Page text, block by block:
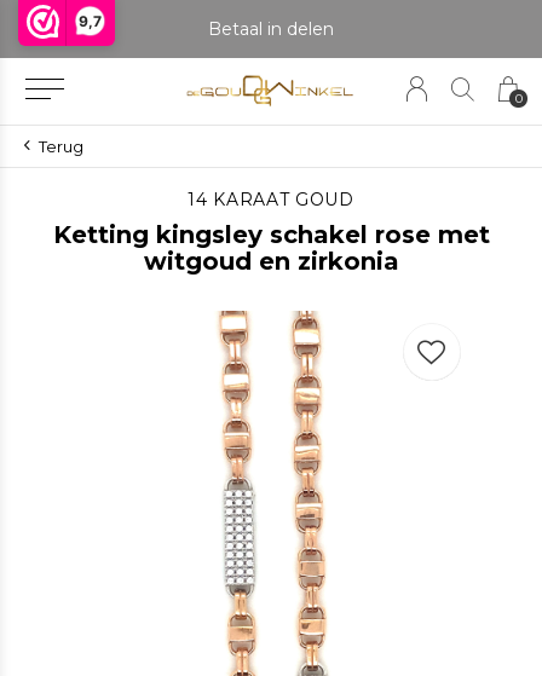
9,7
0
Betaal in delen
Terug
14 KARAAT GOUD
Ketting kingsley schakel rose met
witgoud en zirkonia